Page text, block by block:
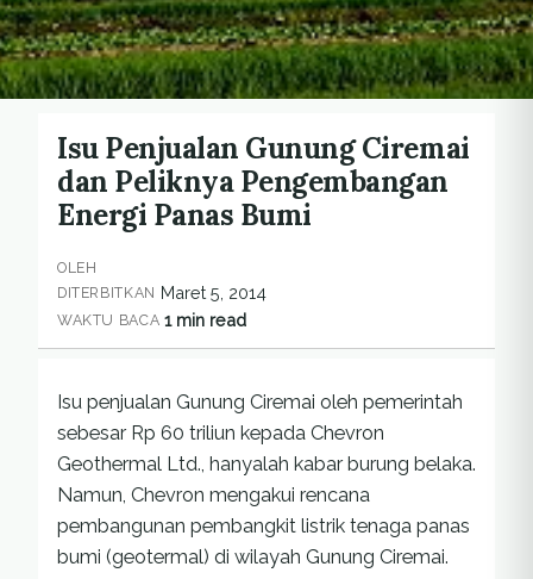
Isu Penjualan Gunung Ciremai
dan Peliknya Pengembangan
Energi Panas Bumi
OLEH
DITERBITKAN Maret 5, 2014
WAKTU BACA 1 min read
Isu penjualan Gunung Ciremai oleh pemerintah
sebesar Rp 60 triliun kepada Chevron
Geothermal Ltd., hanyalah kabar burung belaka.
Namun, Chevron mengakui rencana
pembangunan pembangkit listrik tenaga panas
bumi (geotermal) di wilayah Gunung Ciremai.